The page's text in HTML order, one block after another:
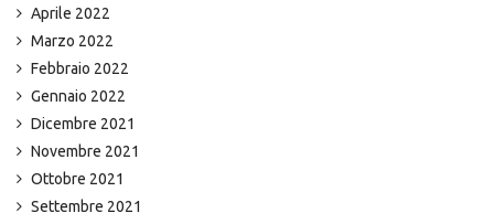
Aprile 2022
Marzo 2022
Febbraio 2022
Gennaio 2022
Dicembre 2021
Novembre 2021
Ottobre 2021
Settembre 2021